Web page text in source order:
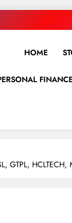
HOME
HCLTECH,